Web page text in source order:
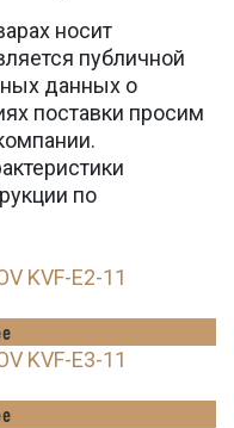
носит
публичной
данных о
поставки просим
по
KVF-E2-11
KVF-E3-11